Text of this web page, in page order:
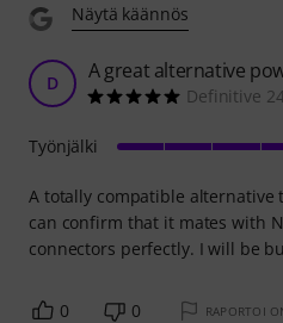
Näytä käännös
D A great alternative
Definitive
A totally compatible alternative
can confirm that it mates with
connectors perfectly. I will be
Työnjälki
0 0 RAPORTOI